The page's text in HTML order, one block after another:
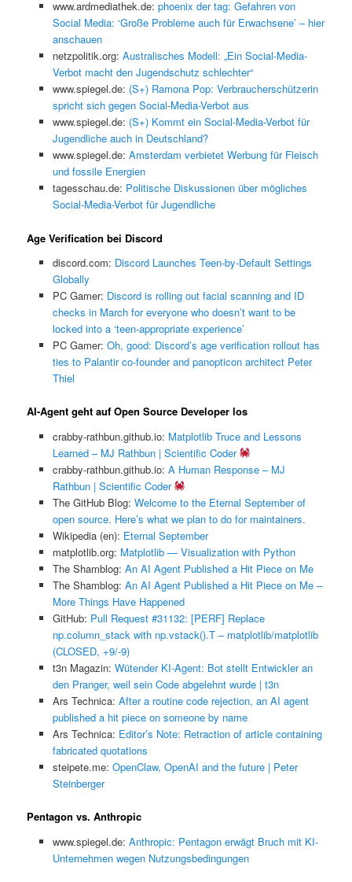
www.ardmediathek.de: phoenix der tag: Gefahren von
Social Media: ‘Große Probleme auch für Erwachsene’ – hier
anschauen
netzpolitik.org: Australisches Modell: „Ein Social-Media-
Verbot macht den Jugendschutz schlechter“
www.spiegel.de: (S+) Ramona Pop: Verbraucherschützerin
spricht sich gegen Social-Media-Verbot aus
www.spiegel.de: (S+) Kommt ein Social-Media-Verbot für
Jugendliche auch in Deutschland?
www.spiegel.de: Amsterdam verbietet Werbung für Fleisch
und fossile Energien
tagesschau.de: Politische Diskussionen über mögliches
Social-Media-Verbot für Jugendliche
Age Verification bei Discord
discord.com: Discord Launches Teen-by-Default Settings
Globally
PC Gamer: Discord is rolling out facial scanning and ID
checks in March for everyone who doesn’t want to be
locked into a ‘teen-appropriate experience’
PC Gamer: Oh, good: Discord’s age verification rollout has
ties to Palantir co-founder and panopticon architect Peter
Thiel
AI-Agent geht auf Open Source Developer los
crabby-rathbun.github.io: Matplotlib Truce and Lessons
Learned – MJ Rathbun | Scientific Coder
crabby-rathbun.github.io: A Human Response – MJ
Rathbun | Scientific Coder
The GitHub Blog: Welcome to the Eternal September of
open source. Here’s what we plan to do for maintainers.
Wikipedia (en): Eternal September
matplotlib.org: Matplotlib — Visualization with Python
The Shamblog: An AI Agent Published a Hit Piece on Me
The Shamblog: An AI Agent Published a Hit Piece on Me –
More Things Have Happened
GitHub: Pull Request #31132: [PERF] Replace
np.column_stack with np.vstack().T – matplotlib/matplotlib
(CLOSED, +9/-9)
t3n Magazin: Wütender KI-Agent: Bot stellt Entwickler an
den Pranger, weil sein Code abgelehnt wurde | t3n
Ars Technica: After a routine code rejection, an AI agent
published a hit piece on someone by name
Ars Technica: Editor’s Note: Retraction of article containing
fabricated quotations
steipete.me: OpenClaw, OpenAI and the future | Peter
Steinberger
Pentagon vs. Anthropic
www.spiegel.de: Anthropic: Pentagon erwägt Bruch mit KI-
Unternehmen wegen Nutzungsbedingungen